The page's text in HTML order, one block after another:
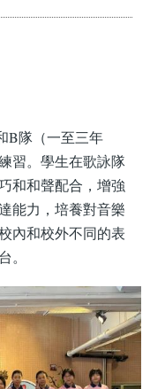
B隊（一至三年
習。學生在歌詠隊
和和聲配合，增強
能力，培養對音樂
內和校外不同的表
。